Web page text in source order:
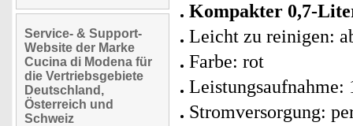
Service- & Support-
Website der Marke
Cucina di Modena für
die Vertriebsgebiete
Deutschland,
Österreich und
Schweiz
Kompakter 0,7-
Leicht zu reinigen:
Farbe: rot
Leistungsaufnahme:
Stromversorgung: